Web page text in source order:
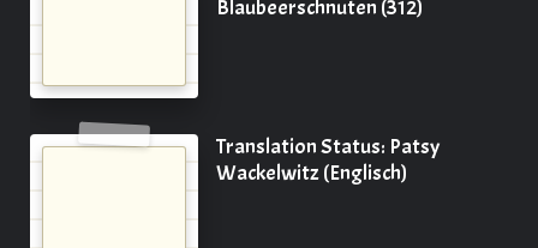
Blaubeerschnuten (312)
Translation Status: Patsy
Wackelwitz (Englisch)